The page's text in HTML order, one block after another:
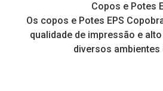
Copos e Potes
Os copos e Potes EPS
qualidade de impressão e
diversos ambientes